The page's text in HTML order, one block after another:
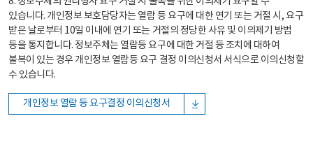
있습니다. 개인정보 보호담당자는 열람 등 요구에 대한 연기 또는 거절 시, 요구
받은 날로부터 10일 이내에 연기 또는 거절의 정당한 사유 및 이의제기 방법
등을 통지합니다. 정보주체는 열람등 요구에 대한 거절 등 조치에 대하여
불복이 있는 경우 개인정보 열람등 요구 결정 이의신청서 서식으로 이의신청할
수 있습니다.
개인정보 열람 등 요구결정 이의신청서